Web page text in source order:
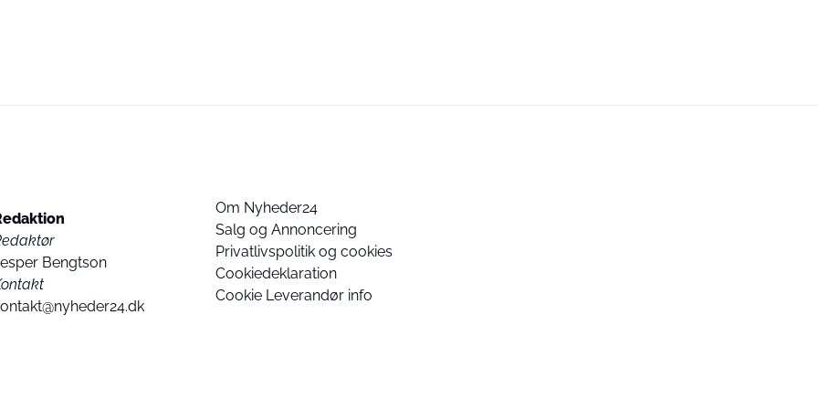
Bengtson
Om Nyheder24
Salg og Annoncering
Privatlivspolitik og cookies
Cookiedeklaration
Cookie Leverandør info